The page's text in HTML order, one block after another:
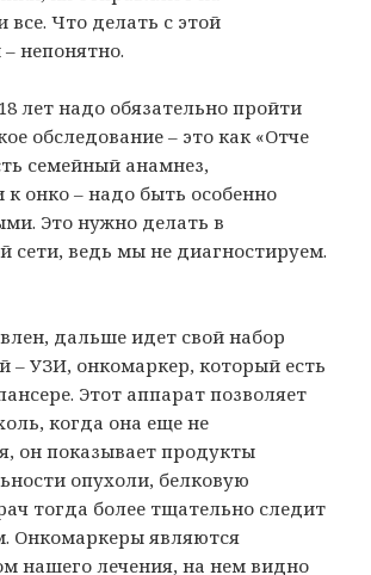
Что делать с этой
непонятно.
лет надо обязательно пройти
обследование – это как «Отче
семейный анамнез,
онко – надо быть особенно
Это нужно делать в
сети, ведь мы не диагностируем.
дальше идет свой набор
– УЗИ, онкомаркер, который есть
Этот аппарат позволяет
когда она еще не
он показывает продукты
опухоли, белковую
тогда более тщательно следит
Онкомаркеры являются
нашего лечения, на нем видно